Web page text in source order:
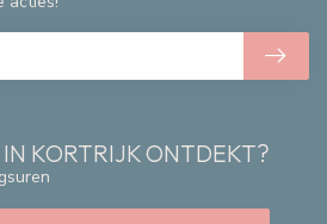
KORTRIJK ONTDEKT?